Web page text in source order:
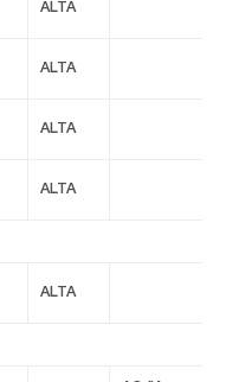
ALTA
ALTA
ALTA
ALTA
ALTA